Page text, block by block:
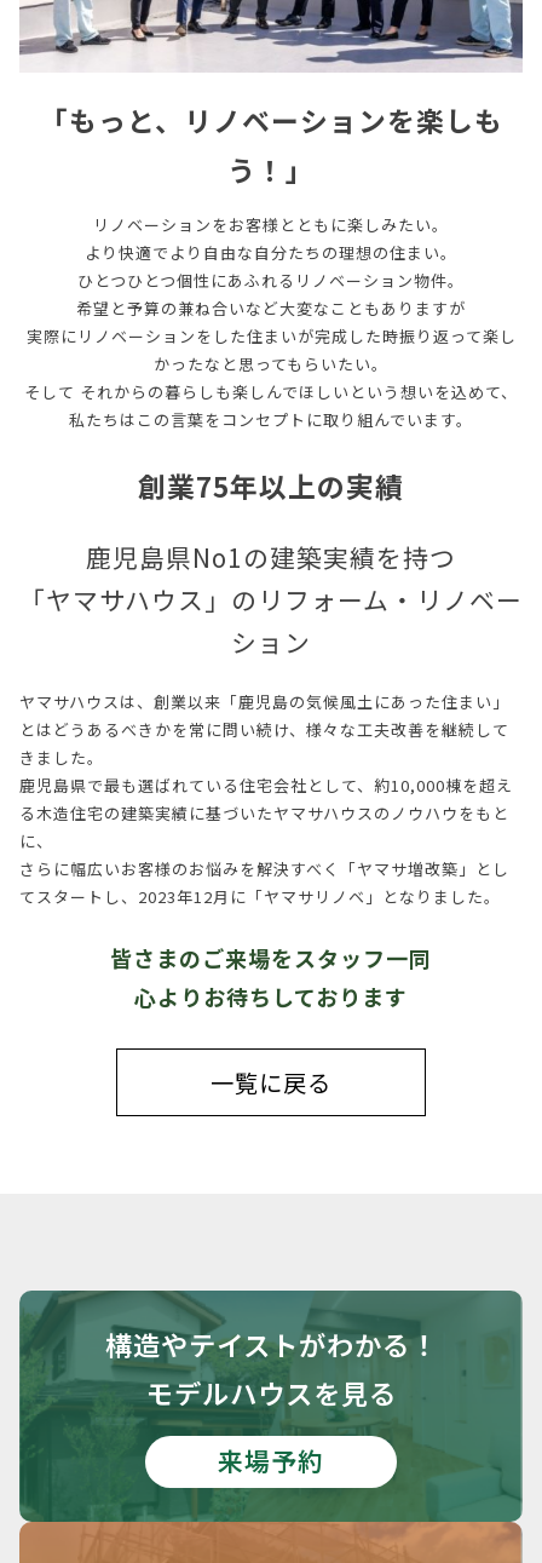
「もっと、リノベーションを楽しも
う！」
リノベーションをお客様とともに楽しみたい。
より快適でより自由な自分たちの理想の住まい。
ひとつひとつ個性にあふれるリノベーション物件。
希望と予算の兼ね合いなど大変なこともありますが
実際にリノベーションをした住まいが完成した時振り返って楽し
かったなと思ってもらいたい。
そして それからの暮らしも楽しんでほしいという想いを込めて、
私たちはこの言葉をコンセプトに取り組んでいます。
創業75年以上の実績
鹿児島県No1の建築実績を持つ
「ヤマサハウス」のリフォーム・リノベー
ション
ヤマサハウスは、創業以来「鹿児島の気候風土にあった住まい」
とはどうあるべきかを常に問い続け、様々な工夫改善を継続して
きました。
鹿児島県で最も選ばれている住宅会社として、約10,000棟を超え
る木造住宅の建築実績に基づいたヤマサハウスのノウハウをもと
に、
さらに幅広いお客様のお悩みを解決すべく「ヤマサ増改築」とし
てスタートし、2023年12月に「ヤマサリノベ」となりました。
皆さまのご来場をスタッフ一同
心よりお待ちしております
一覧に戻る
構造やテイストがわかる！
モデルハウスを見る
来場予約